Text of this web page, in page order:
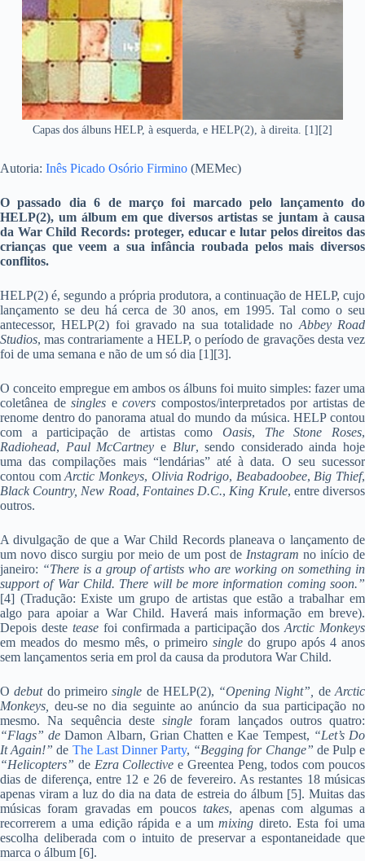
Capas dos álbuns HELP, à esquerda, e HELP(2), à direita. [1][2]
Autoria: Inês Picado Osório Firmino (MEMec)
O passado dia 6 de março foi marcado pelo lançamento do
HELP(2), um álbum em que diversos artistas se juntam à causa
da War Child Records: proteger, educar e lutar pelos direitos das
crianças que veem a sua infância roubada pelos mais diversos
conflitos.
HELP(2) é, segundo a própria produtora, a continuação de HELP, cujo
lançamento se deu há cerca de 30 anos, em 1995. Tal como o seu
antecessor, HELP(2) foi gravado na sua totalidade no Abbey Road
Studios, mas contrariamente a HELP, o período de gravações desta vez
foi de uma semana e não de um só dia [1][3].
O conceito empregue em ambos os álbuns foi muito simples: fazer uma
coletânea de singles ecovers compostos/interpretados por artistas de
renome dentro do panorama atual do mundo da música. HELP contou
com a participação de artistas como Oasis, The Stone Roses,
Radiohead, Paul McCartney e Blur, sendo considerado ainda hoje
uma das compilações mais “lendárias” até à data. O seu sucessor
contou comArctic Monkeys, Olivia Rodrigo, Beabadoobee, Big Thief,
Black Country, New Road, Fontaines D.C., King Krule, entre diversos
outros.
A divulgação de que a War Child Records planeava o lançamento de
um novo disco surgiu por meio de um post de Instagram no início de
janeiro: “There is a group of artists who are working on something in
support of War Child. There will be more information coming soon.”
[4] (Tradução: Existe um grupo de artistas que estão a trabalhar em
algo para apoiar a War Child. Haverá mais informação em breve).
Depois deste tease foi confirmada a participação dosArctic Monkeys
em meados do mesmo mês, o primeirosingle do grupo após 4 anos
sem lançamentos seria em prol da causa da produtora War Child.
Odebutdo primeirosingle de HELP(2), “Opening Night”, deArctic
Monkeys,
deu-se no dia seguinte ao anúncio da sua participação no
mesmo. Na sequência deste singleforam lançados outros quatro:
“Flags” deDamon Albarn, Grian Chatten e Kae Tempest, “Let’s Do
It Again!”de The Last Dinner Party, “Begging for Change” de Pulp e
“Helicopters” deEzra Collective e Greentea Peng, todos com poucos
dias de diferença, entre 12 e 26 de fevereiro. As restantes 18 músicas
apenas viram a luz do dia na data de estreia do álbum [5]. Muitas das
músicas foram gravadas em poucostakes, apenas com algumas a
recorrerem a uma edição rápida e a um mixing direto. Esta foi uma
escolha deliberada com o intuito de preservar a espontaneidade que
marca o álbum [6].